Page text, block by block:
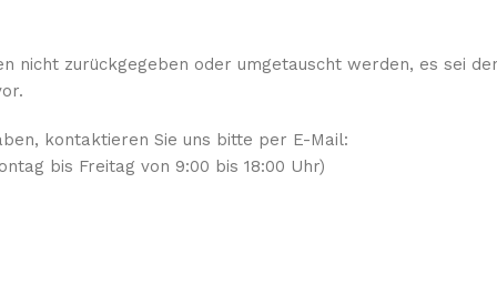
nicht zurückgegeben oder umgetauscht werden, es sei
kontaktieren Sie uns bitte per E-Mail:
bis Freitag von 9:00 bis 18:00 Uhr)